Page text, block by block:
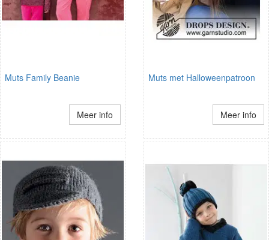
Muts Family Beanie
Meer info
Muts met Halloweenpatroon
Meer info